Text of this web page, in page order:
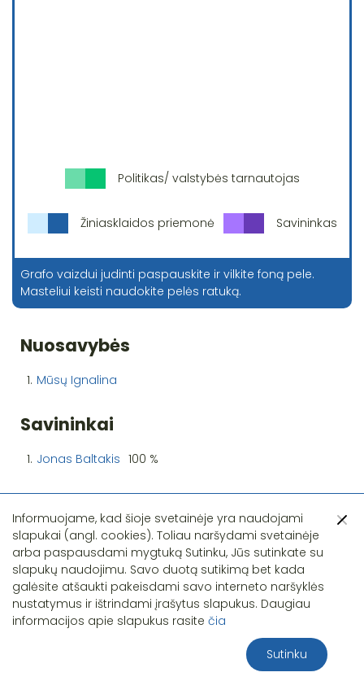
Politikas/ valstybės tarnautojas
Žiniasklaidos priemonė Savininkas
Grafo vaizdui judinti paspauskite ir vilkite foną pele.
Masteliui keisti naudokite pelės ratuką.
Nuosavybės
1. Mūsų Ignalina
Savininkai
1. Jonas Baltakis 100 %
Pastebėjote klaidą?
Informuojame, kad šioje svetainėje yra naudojami
slapukai (angl. cookies). Toliau naršydami svetainėje
arba paspausdami mygtuką Sutinku, Jūs sutinkate su
slapukų naudojimu. Savo duotą sutikimą bet kada
galėsite atšaukti pakeisdami savo interneto naršyklės
nustatymus ir ištrindami įrašytus slapukus. Daugiau
informacijos apie slapukus rasite čia
Sutinku